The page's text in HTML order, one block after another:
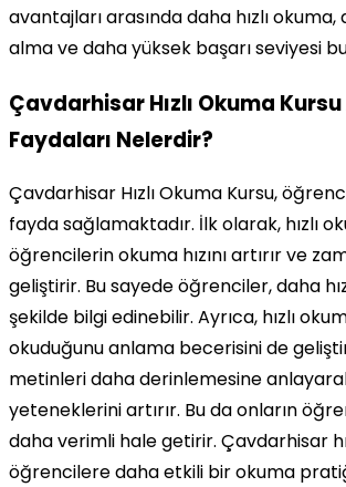
avantajları arasında daha hızlı
alma ve daha yüksek başarı seviyesi
Çavdarhisar Hızlı Okuma
Faydaları Nelerdir?
Çavdarhisar Hızlı Okuma Kursu,
fayda sağlamaktadır. İlk olarak, hızlı
öğrencilerin okuma hızını artırır ve
geliştirir. Bu sayede öğrenciler, daha
şekilde bilgi edinebilir. Ayrıca, hızlı
okuduğunu anlama becerisini de
metinleri daha derinlemesine
yeteneklerini artırır. Bu da onların
daha verimli hale getirir. Çavdarhisar
öğrencilere daha etkili bir okuma